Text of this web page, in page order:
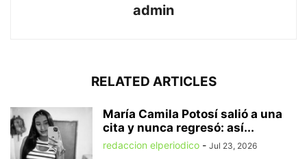
admin
RELATED ARTICLES
María Camila Potosí salió a una
cita y nunca regresó: así...
redaccion elperiodico - Jul 23, 2026